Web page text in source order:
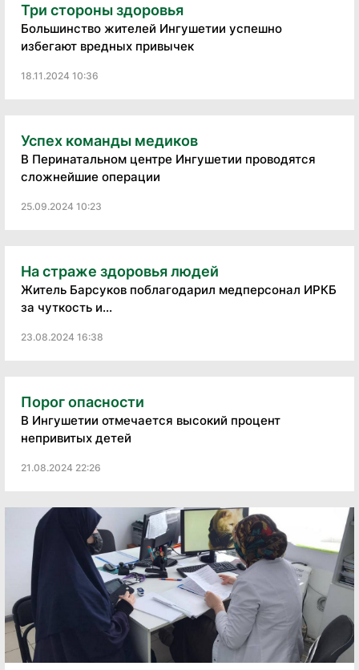
Три стороны здоровья
Большинство жителей Ингушетии успешно
избегают вредных привычек
18.11.2024 10:36
Успех команды медиков
В Перинатальном центре Ингушетии проводятся
сложнейшие операции
25.09.2024 10:23
На страже здоровья людей
Житель Барсуков поблагодарил медперсонал ИРКБ
за чуткость и...
23.08.2024 16:38
Порог опасности
В Ингушетии отмечается высокий процент
непривитых детей
21.08.2024 22:26